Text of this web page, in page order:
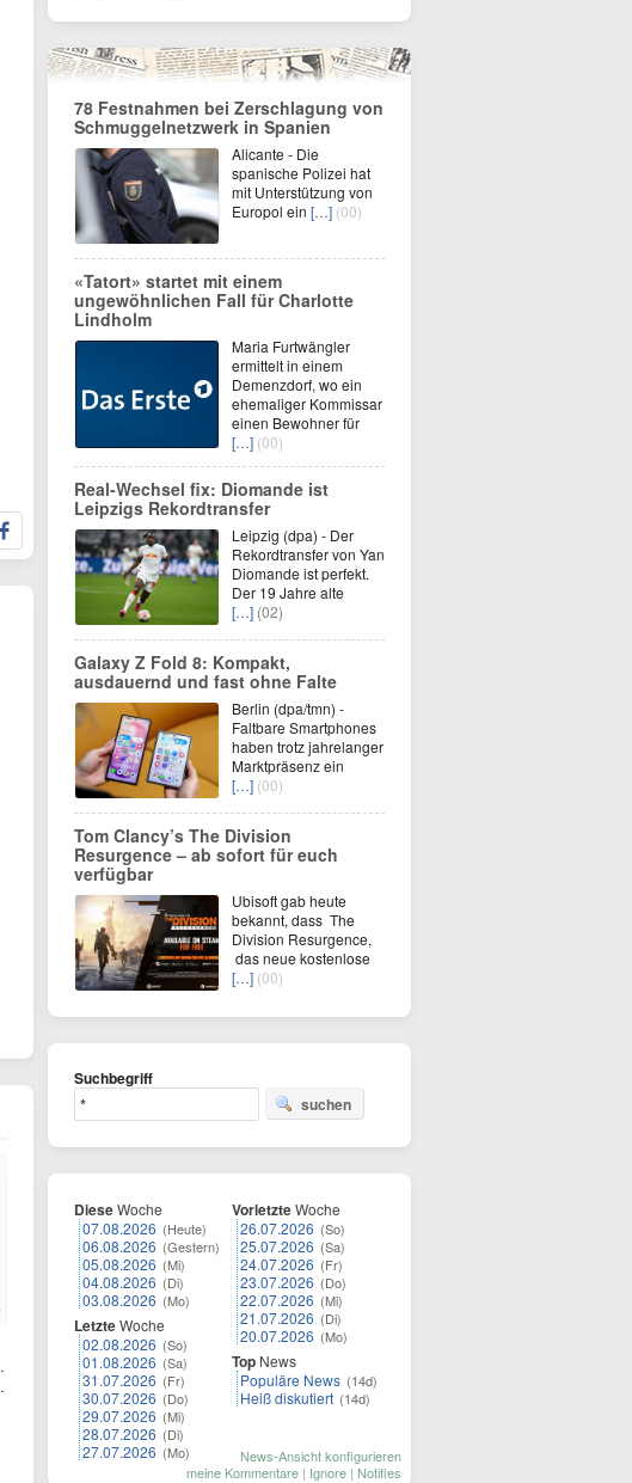
78 Festnahmen bei Zerschlagung von
Schmuggelnetzwerk in Spanien
Alicante - Die
spanische Polizei hat
mit Unterstützung von
Europol ein […] (00)
«Tatort» startet mit einem
ungewöhnlichen Fall für Charlotte
Lindholm
Maria Furtwängler
ermittelt in einem
Demenzdorf, wo ein
ehemaliger Kommissar
einen Bewohner für
[…] (00)
Real-Wechsel fix: Diomande ist
Leipzigs Rekordtransfer
Leipzig (dpa) - Der
Rekordtransfer von Yan
Diomande ist perfekt.
Der 19 Jahre alte
[…] (02)
Galaxy Z Fold 8: Kompakt,
ausdauernd und fast ohne Falte
Berlin (dpa/tmn) -
Faltbare Smartphones
haben trotz jahrelanger
Marktpräsenz ein
[…] (00)
Tom Clancy’s The Division
Resurgence – ab sofort für euch
verfügbar
Ubisoft gab heute
bekannt, dass The
Division Resurgence,
das neue kostenlose
[…] (00)
Suchbegriff
suchen
DieseWoche
07.08.2026 (Heute)
06.08.2026 (Gestern)
05.08.2026 (Mi)
04.08.2026 (Di)
03.08.2026 (Mo)
LetzteWoche
02.08.2026 (So)
01.08.2026 (Sa)
31.07.2026 (Fr)
30.07.2026 (Do)
29.07.2026 (Mi)
28.07.2026 (Di)
27.07.2026 (Mo)
VorletzteWoche
26.07.2026 (So)
25.07.2026 (Sa)
24.07.2026 (Fr)
23.07.2026 (Do)
22.07.2026 (Mi)
21.07.2026 (Di)
20.07.2026 (Mo)
Top News
Populäre News (14d)
Heiß diskutiert (14d)
News-Ansicht konfigurieren
meine Kommentare | Ignore | Notifies